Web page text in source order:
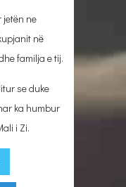
jetën ne
në
familja e tij.
se duke
ka humbur
i Zi.